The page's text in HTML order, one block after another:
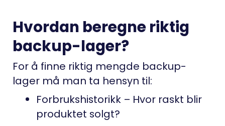
Hvordan beregne riktig
backup-lager?
For å finne riktig mengde backup-
lager må man ta hensyn til:
Forbrukshistorikk– Hvor raskt blir
produktet solgt?